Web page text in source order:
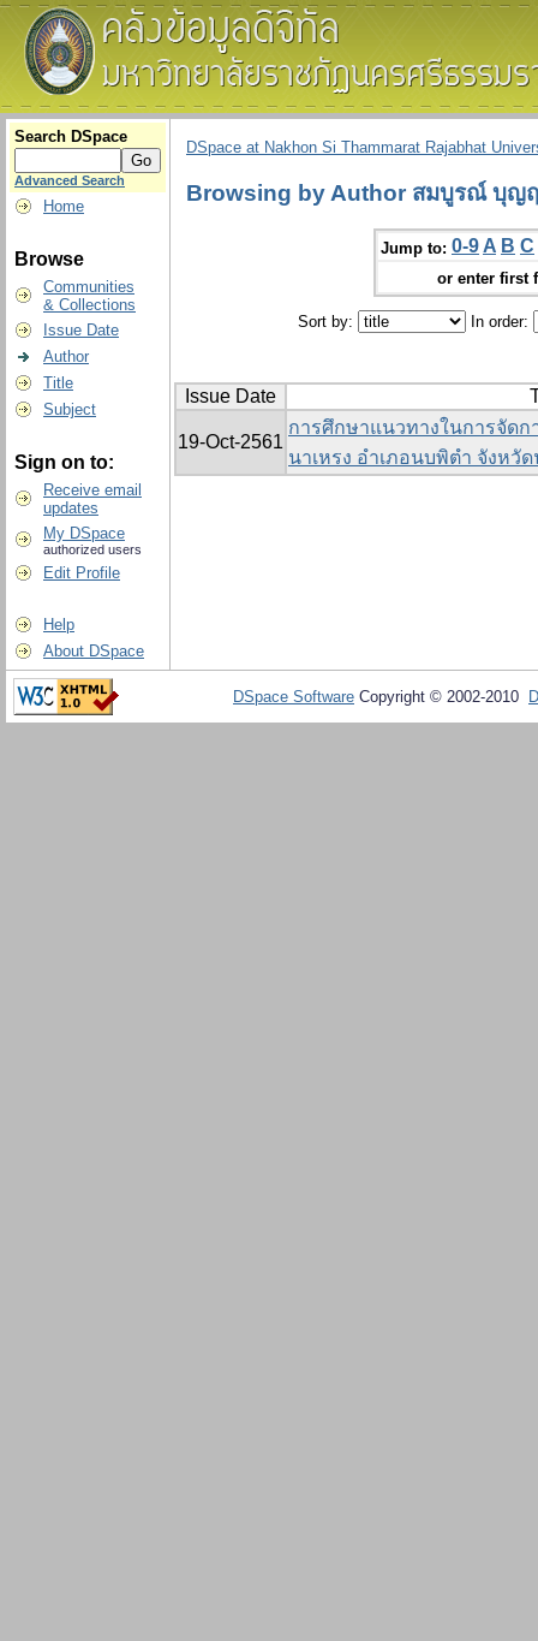
Search DSpace
Advanced Search
Home
Browse
Communities
& Collections
Issue Date
Author
Title
Subject
Sign on to:
Receive email
updates
My DSpace
authorized users
Edit Profile
Help
About DSpace
DSpace at Nakhon Si Thammarat Rajabhat
Browsing by Author สมบูรณ์ บุญ
Jump to: 0-9 A B C
or enter first
Sort by: In order:
Issue Date
19-Oct-2561
การศึกษาแนวทางในการจัด
นาเหรง อำเภอนบพิตำ จังหวั
DSpace Software Copyright © 2002-2010